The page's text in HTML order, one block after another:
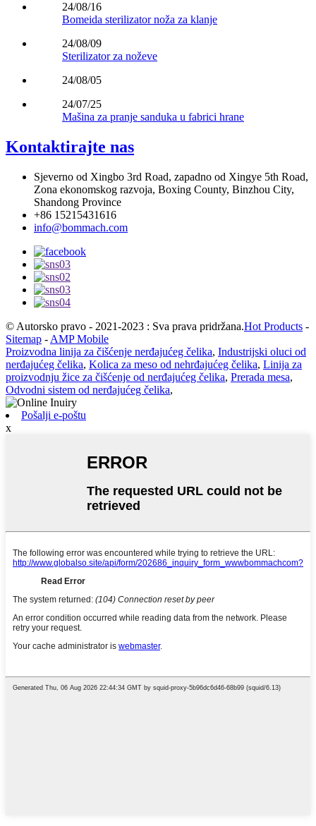
24/08/16
Bomeida sterilizator noža za klanje
24/08/09
Sterilizator za noževe
24/08/05
24/07/25
Mašina za pranje sanduka u fabrici hrane
Kontaktirajte nas
Sjeverno od Xingbo 3rd Road, zapadno od Xingye 5th Road,
Zona ekonomskog razvoja, Boxing County, Binzhou City,
Shandong Province
+86 15215431616
info@bommach.com
© Autorsko pravo - 2021-2023 : Sva prava pridržana.Hot Products -
Sitemap - AMP Mobile
Proizvodna linija za čišćenje nerđajućeg čelika, Industrijski oluci od
nerđajućeg čelika, Kolica za meso od nehrđajućeg čelika, Linija za
proizvodnju žice za čišćenje od nerđajućeg čelika, Prerada mesa,
Odvodni sistem od nerđajućeg čelika,
Pošalji e-poštu
x